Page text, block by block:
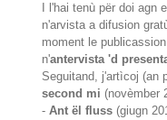
I l'hai tenù për doi agn
n'arvista a difusion
moment le
n'antervista 'd
Seguitand, j'artìcoj (an
second mi (novèmber
-Ant ël fluss (giugn